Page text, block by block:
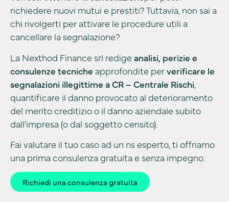
richiedere nuovi mutui e prestiti? Tuttavia, non sai a
chi rivolgerti per attivare le procedure utili a
cancellare la segnalazione?
La Nexthod Finance srl redige analisi, perizie e
consulenze tecniche approfondite perverificare le
segnalazioni illegittime a CR – Centrale Rischi,
quantificare il danno provocato al deterioramento
del merito creditizio o il danno aziendale subito
dall’impresa (o dal soggetto censito).
Fai valutare il tuo caso ad un ns esperto, ti offriamo
una prima consulenza gratuita e senza impegno.
Richiedi una consulenza gratuita